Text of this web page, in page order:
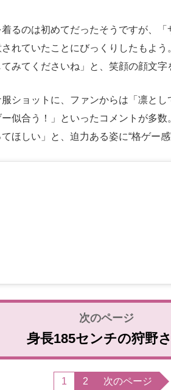
るのは初めてだったそうですが、「
れていたことにびっくりしたもよ
みてくださいね」と、笑顔の顔文字
ショットに、ファンからは「凛とし
似合う！」といったコメントが多
ほしい」と、迫力ある姿に“格ゲー
身長185センチの狩野
1 2 次のページ